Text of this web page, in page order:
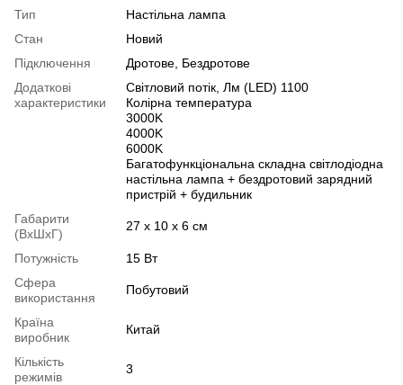
Тип
Настільна лампа
Стан
Новий
Підключення
Дротове, Бездротове
Додаткові
характеристики
Світловий потік, Лм (LED) 1100
Колірна температура
3000K
4000K
6000K
Багатофункціональна складна світлодіодна
настільна лампа + бездротовий зарядний
пристрій + будильник
Габарити
(ВхШхГ)
27 х 10 х 6 см
Потужність
15 Вт
Сфера
використання
Побутовий
Країна
виробник
Китай
Кількість
режимів
3